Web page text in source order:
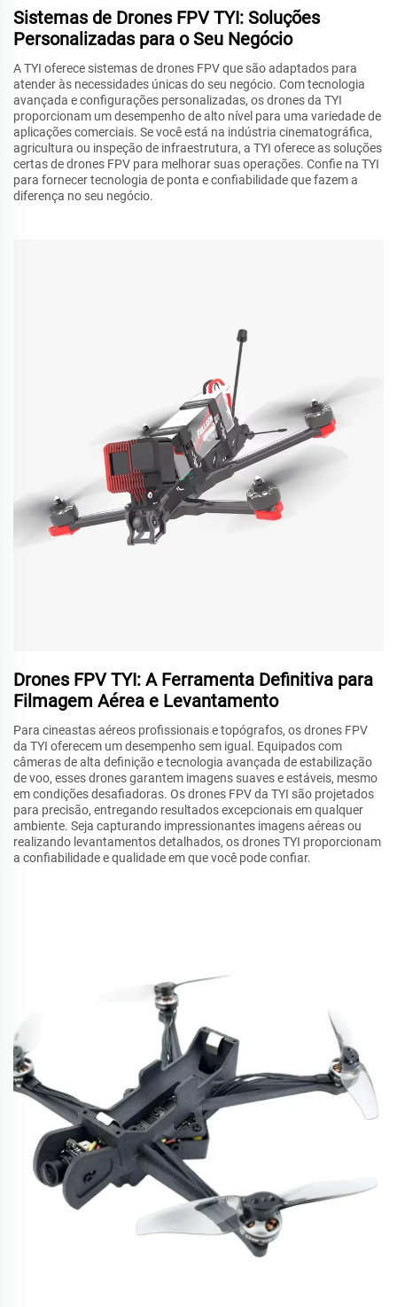
Sistemas de Drones FPV TYI: Soluções
Personalizadas para o Seu Negócio
A TYI oferece sistemas de drones FPV que são adaptados para
atender às necessidades únicas do seu negócio. Com tecnologia
avançada e configurações personalizadas, os drones da TYI
proporcionam um desempenho de alto nível para uma variedade de
aplicações comerciais. Se você está na indústria cinematográfica,
agricultura ou inspeção de infraestrutura, a TYI oferece as soluções
certas de drones FPV para melhorar suas operações. Confie na TYI
para fornecer tecnologia de ponta e confiabilidade que fazem a
diferença no seu negócio.
Drones FPV TYI: A Ferramenta Definitiva para
Filmagem Aérea e Levantamento
Para cineastas aéreos profissionais e topógrafos, os drones FPV
da TYI oferecem um desempenho sem igual. Equipados com
câmeras de alta definição e tecnologia avançada de estabilização
de voo, esses drones garantem imagens suaves e estáveis, mesmo
em condições desafiadoras. Os drones FPV da TYI são projetados
para precisão, entregando resultados excepcionais em qualquer
ambiente. Seja capturando impressionantes imagens aéreas ou
realizando levantamentos detalhados, os drones TYI proporcionam
a confiabilidade e qualidade em que você pode confiar.